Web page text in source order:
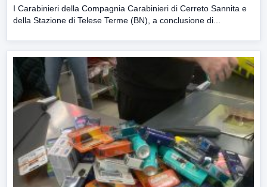
I Carabinieri della Compagnia Carabinieri di Cerreto Sannita e
della Stazione di Telese Terme (BN), a conclusione di...